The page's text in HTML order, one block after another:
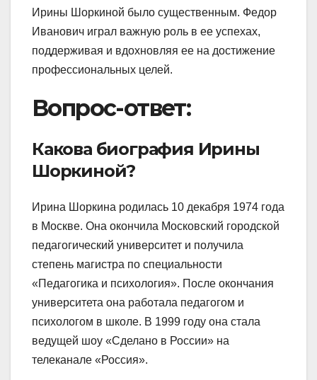
Ирины Шоркиной было существенным. Федор
Иванович играл важную роль в ее успехах,
поддерживая и вдохновляя ее на достижение
профессиональных целей.
Вопрос-ответ:
Какова биография Ирины
Шоркиной?
Ирина Шоркина родилась 10 декабря 1974 года
в Москве. Она окончила Московский городской
педагогический университет и получила
степень магистра по специальности
«Педагогика и психология». После окончания
университета она работала педагогом и
психологом в школе. В 1999 году она стала
ведущей шоу «Сделано в России» на
телеканале «Россия».